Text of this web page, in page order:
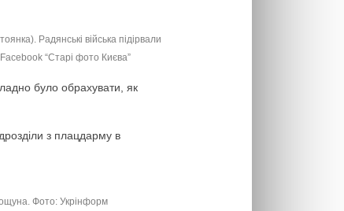
Радянські війська підірвали
“Старі фото Києва”
було обрахувати, як
з плацдарму в
Фото: Укрінформ